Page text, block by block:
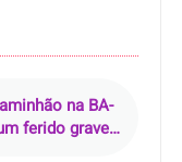
na BA-
ferido grave